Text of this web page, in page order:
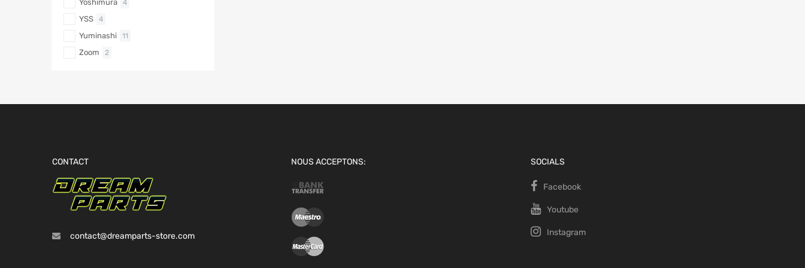
Yoshimura 4
YSS 4
Yuminashi 11
Zoom 2
CONTACT
contact@dreamparts-store.com
NOUS ACCEPTONS: SOCIALS
Facebook
Youtube
Instagram